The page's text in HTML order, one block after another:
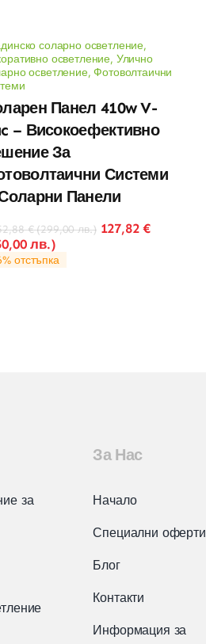
соларно осветление,
осветление, Улично
осветление,Фотоволтаични
Панел 410w V-
– Високоефективно
За
Системи
Панели
€ (299,00лв.) 127,82€
лв.)
отстъпка
за
За Нас
Начало
Специални оферти
Блог
Контакти
Информация за